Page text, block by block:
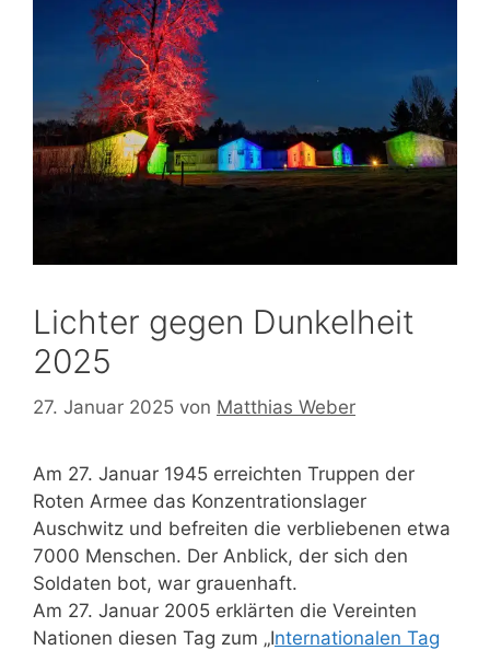
Lichter gegen Dunkelheit
2025
27. Januar 2025 von Matthias Weber
Am 27. Januar 1945 erreichten Truppen der
Roten Armee das Konzentrationslager
Auschwitz und befreiten die verbliebenen etwa
7000 Menschen. Der Anblick, der sich den
Soldaten bot, war grauenhaft.
Am 27. Januar 2005 erklärten die Vereinten
Nationen diesen Tag zum „Internationalen Tag